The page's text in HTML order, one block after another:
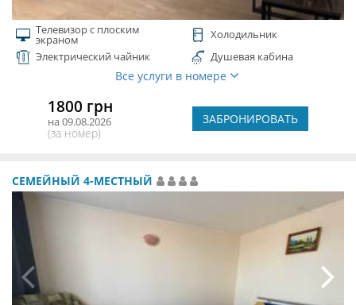
Телевизор с плоским
экраном
Холодильник
Электрический чайник
Душевая кабина
Все услуги в номере
1800 грн
на 09.08.2026
(за номер)
ЗАБРОНИРОВАТЬ
СЕМЕЙНЫЙ 4-МЕСТНЫЙ